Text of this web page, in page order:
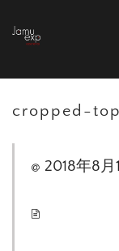
cropped-
2018年8月